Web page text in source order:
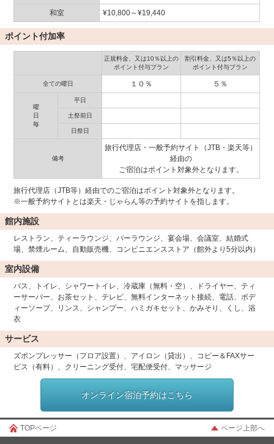
和室 ¥10,800～¥19,440
ポイント付加率
正規料金、又は10％以上の
ポイント付与プラン
割引料金、又は5％以上の
ポイント付与プラン
全ての曜日 １０％ ５％
曜
日
毎
平日
土祭前日
日祭日
備考
旅行代理店・一般予約サイト（JTB・楽天等）
経由の
ご宿泊はポイント対象外となります。
旅行代理店（JTB等）経由でのご宿泊はポイント対象外となります。
※一般予約サイトとは楽天・じゃらん等の予約サイトを指します。
館内施設
レストラン、ティーラウンジ、バーラウンジ、宴会場、会議室、結婚式
場、禁煙ルーム、自動販売機、コンビニエンスストア（館外より5分以内）
室内設備
バス、トイレ、シャワートイレ、冷蔵庫（無料・空）、ドライヤー、ティ
ーサーバー、お茶セット、テレビ、無料インターネット接続、電話、ボデ
ィーソープ、リンス、シャンプー、ハミガキセット、かみそり、くし、浴
衣
サービス
ズボンプレッサー（フロア設置）、アイロン（貸出）、コピー＆FAXサー
ビス（有料）、クリーニング受付、宅配便受付、マッサージ
オンライン宿泊予約はこちら
TOPページ ページ上部へ